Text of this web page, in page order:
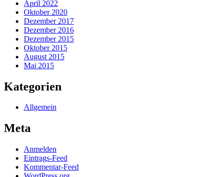
April 2022
Oktober 2020
Dezember 2017
Dezember 2016
Dezember 2015
Oktober 2015
August 2015
Mai 2015
Kategorien
Allgemein
Meta
Anmelden
Eintrags-Feed
Kommentar-Feed